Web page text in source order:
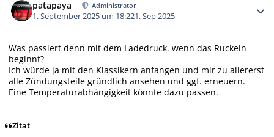
patapaya Administrator
1. September 2025 um 18:221. Sep 2025
Was passiert denn mit dem Ladedruck. wenn das Ruckeln
beginnt?
Ich würde ja mit den Klassikern anfangen und mir zu allererst
alle Zündungsteile gründlich ansehen und ggf. erneuern.
Eine Temperaturabhängigkeit könnte dazu passen.
Zitat